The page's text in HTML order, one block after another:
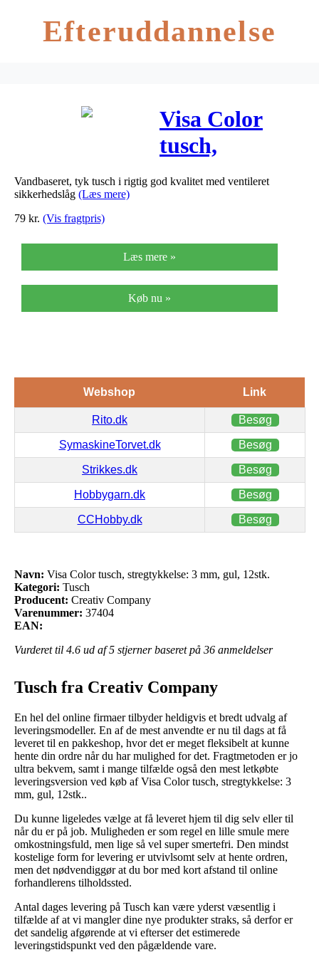
Efteruddannelse
Visa Color
tusch,
stregtykkelse:
Vandbaseret, tyk tusch i rigtig god kvalitet med ventileret
sikkerhedslåg (Læs mere)
79 kr. (Vis fragtpris)
Læs mere »
Køb nu »
Webshop Link
Rito.dk Besøg
SymaskineTorvet.dk Besøg
Strikkes.dk Besøg
Hobbygarn.dk Besøg
CCHobby.dk Besøg
Navn: Visa Color tusch, stregtykkelse: 3 mm, gul, 12stk.
Kategori: Tusch
Producent: Creativ Company
Varenummer: 37404
EAN:
Vurderet til 4.6 ud af 5 stjerner baseret på 36 anmeldelser
Tusch fra Creativ Company
En hel del online firmaer tilbyder heldigvis et bredt udvalg af
leveringsmodeller. En af de mest anvendte er nu til dags at få
leveret til en pakkeshop, hvor det er meget fleksibelt at kunne
hente din ordre når du har mulighed for det. Fragtmetoden er jo
ultra bekvem, samt i mange tilfælde også den mest letkøbte
leveringsversion ved køb af Visa Color tusch, stregtykkelse: 3
mm, gul, 12stk..
Du kunne ligeledes vælge at få leveret hjem til dig selv eller til
når du er på job. Muligheden er som regel en lille smule mere
omkostningsfuld, men lige så vel super smertefri. Den mindst
kostelige form for levering er utvivlsomt selv at hente ordren,
men det nødvendiggør at du bor med kort afstand til online
forhandlerens tilholdssted.
Antal dages levering på Tusch kan være yderst væsentlig i
tilfælde af at vi mangler dine nye produkter straks, så derfor er
det sandelig afgørende at vi efterser det estimerede
leveringstidspunkt ved den pågældende vare.